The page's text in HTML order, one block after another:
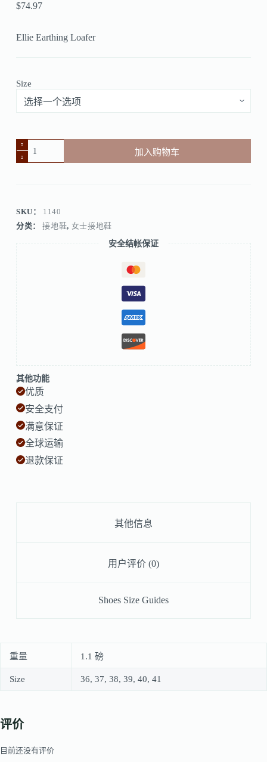
$74.97
Ellie Earthing Loafer
Size
加入购物车
SKU： 1140
分类：接地鞋, 女士接地鞋
安全结帐保证
其他功能
优质
安全支付
满意保证
全球运输
退款保证
其他信息
用户评价 (0)
Shoes Size Guides
重量 1.1 磅
Size 36, 37, 38, 39, 40, 41
评价
目前还没有评价